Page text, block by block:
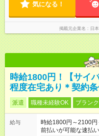
気になる！
掲載元企業名 日
時給1800円！【サイ
程度在宅あり＊契約
派遣 職種未経験OK ブラン
給与
時給1800円～2100
前払いが可能な速払